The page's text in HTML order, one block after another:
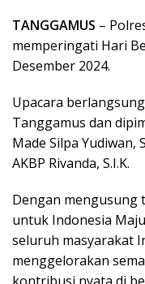
TANGGAMUS –
memperingati Hari
Desember 2024.
Upacara
Tanggamus dan
Made Silpa Yudiwan,
AKBP Rivanda, S.I.K.
Dengan mengusung
untuk Indonesia
seluruh masyarakat
menggelorakan